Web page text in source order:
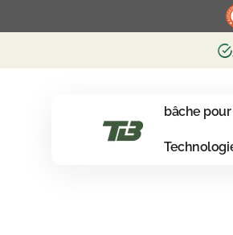
au
Teichbedarf24
bâche pour